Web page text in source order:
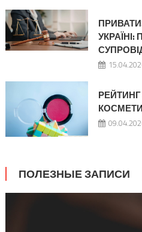
ПОЛЕЗНЫЕ ЗАПИСИ